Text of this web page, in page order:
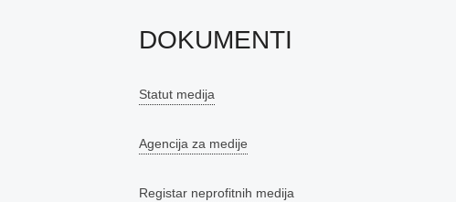
DOKUMENTI
Statut medija
Agencija za medije
Registar neprofitnih medija